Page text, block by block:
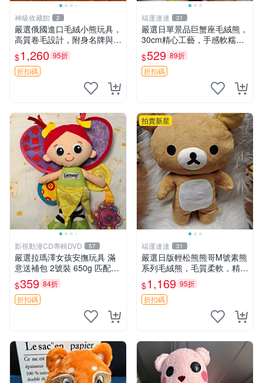
神級收藏館 2
嚴選俄國進口毛絨小熊玩具，
高質卷毛設計，附身名牌與標
章，臀部配豆袋填充， Home
page 滿額60元送非枕套，不
足補差價7元 小熊 玩具 毛絨
$1,260 95折
折扣碼
福運連連 31
嚴選日單景品巨蟹座毛絨熊，
30cm精心工藝，手感軟糯推
薦收藏送人 巨蟹座 毛絨玩具
精緻做工
$529 89折
折扣碼
影視動漫CD專輯DVD 57
嚴選拉瑪澤女孩安撫玩具 滿
意送補包 2號裝 650g 匹配嬰
幼童舒壓好伴侶 女孩專用 安
心選擇 安撫玩偶 衝包 玩具
$359 84折
折扣碼
拍賣新星
福運連連 31
嚴選日版輕松熊熊哥M號素熊
系列毛絨熊，毛質柔軟，精緻
可愛，尺寸35cm，保存狀態
優異。收藏或贈送皆為佳選。
中古 毛絨熊 毛玩偶
$1,169 95折
折扣碼